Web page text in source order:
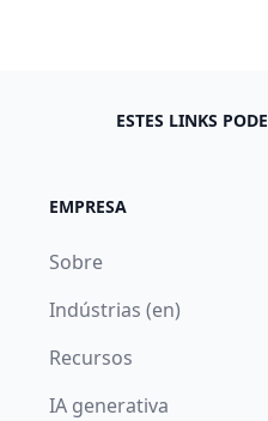
ESTES LINKS
EMPRESA
Sobre
Indústrias (en)
Recursos
IA generativa